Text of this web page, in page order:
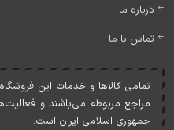
درباره ما
تماس با ما
تمامی کالاها و خدمات اين
مراجع مربوطه می‌باشند و
جمهوری اسلامی ايران است.